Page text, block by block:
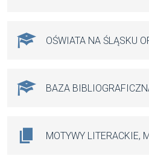
OŚWIATA NA ŚLĄSKU
BAZA
MOTYWY LITERACKIE,